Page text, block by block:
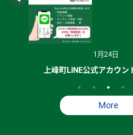
防災行政無線の内容
More